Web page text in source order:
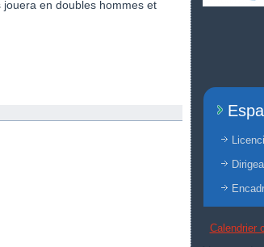
en doubles hommes et
Calendrier